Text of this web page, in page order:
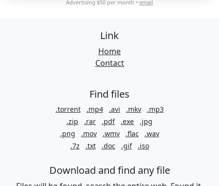
Advertising $50 per month • email
Link
Home
Contact
Find files
.torrent .mp4 .avi .mkv
.mp3
.zip
.rar .pdf .exe
.jpg
.png
.mov .wmv .flac
.wav
.7z
.txt .doc .gif .iso
Download and find any file